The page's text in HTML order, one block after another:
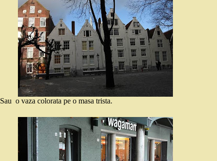
Sau o vaza colorata pe o masa trista.